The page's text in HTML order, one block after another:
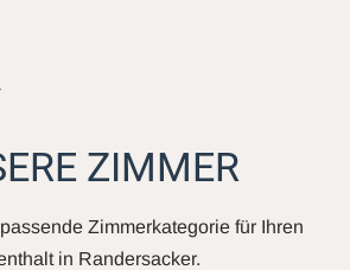
ZIMMER
Zimmerkategorie für Ihren
in Randersacker.